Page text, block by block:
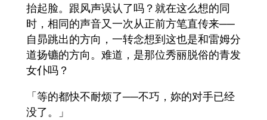
抬起脸。跟风声误认了吗？就在这么想的同
时，相同的声音又一次从正前方笔直传来──
自昴跳出的方向，一转念想到这也是和雷姆分
道扬镳的方向。难道，是那位秀丽脱俗的青发
女仆吗？
「等的都快不耐烦了──不巧，妳的对手已经
没了。」